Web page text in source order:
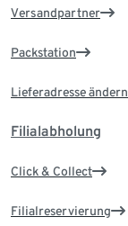
Versandpartner
Packstation
Lieferadresse ändern
Filialabholung
Click & Collect
Filialreservierung